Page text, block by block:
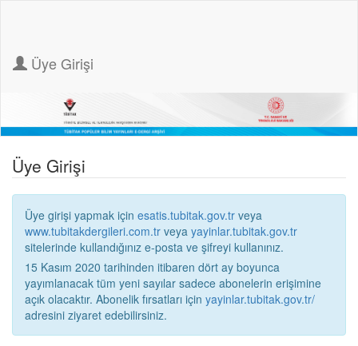
Üye Girişi
Üye Girişi
Üye girişi yapmak için esatis.tubitak.gov.tr veya
www.tubitakdergileri.com.tr veya yayinlar.tubitak.gov.tr
sitelerinde kullandığınız e-posta ve şifreyi kullanınız.
15 Kasım 2020 tarihinden itibaren dört ay boyunca
yayımlanacak tüm yeni sayılar sadece abonelerin erişimine
açık olacaktır. Abonelik fırsatları için yayinlar.tubitak.gov.tr/
adresini ziyaret edebilirsiniz.